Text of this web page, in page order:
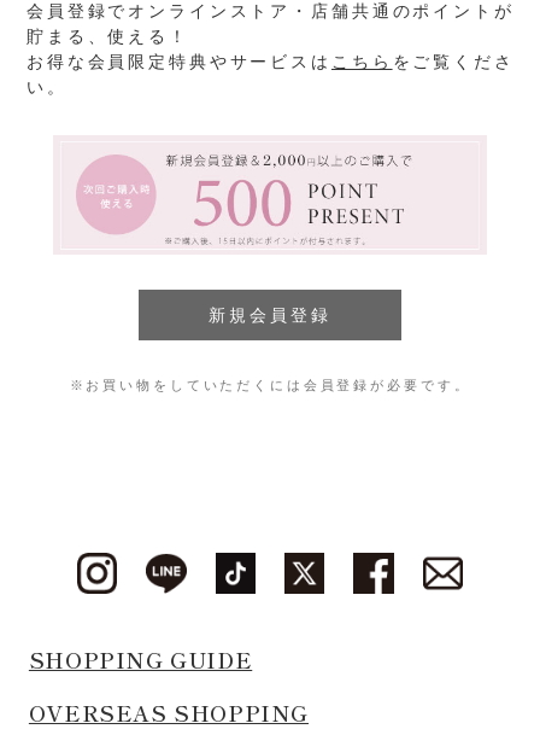
会員登録でオンラインストア・店舗共通のポイントが
貯まる、使える！
お得な会員限定特典やサービスは こちら をご覧くださ
い。
※お買い物をしていただくには会員登録が必要です。
SHOPPING GUIDE
OVERSEAS SHOPPING